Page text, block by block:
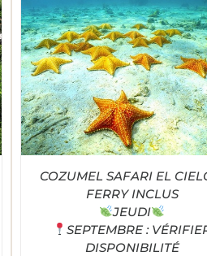
COZUMEL SAFARI EL
FERRY INCLUS
JEUDI
SEPTEMBRE :
DISPONIBILITÉ